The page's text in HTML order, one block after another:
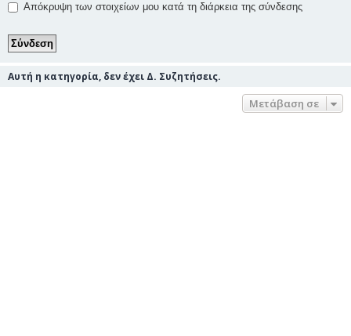
Απόκρυψη των στοιχείων μου κατά τη διάρκεια της σύνδεσης
Αυτή η κατηγορία, δεν έχει Δ. Συζητήσεις.
Μετάβαση σε